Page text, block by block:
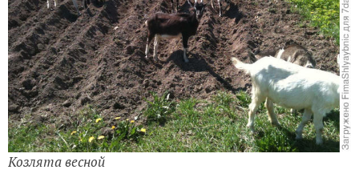
Козлята весной